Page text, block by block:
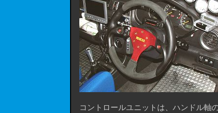
コントロールユニットは、ハンドル軸